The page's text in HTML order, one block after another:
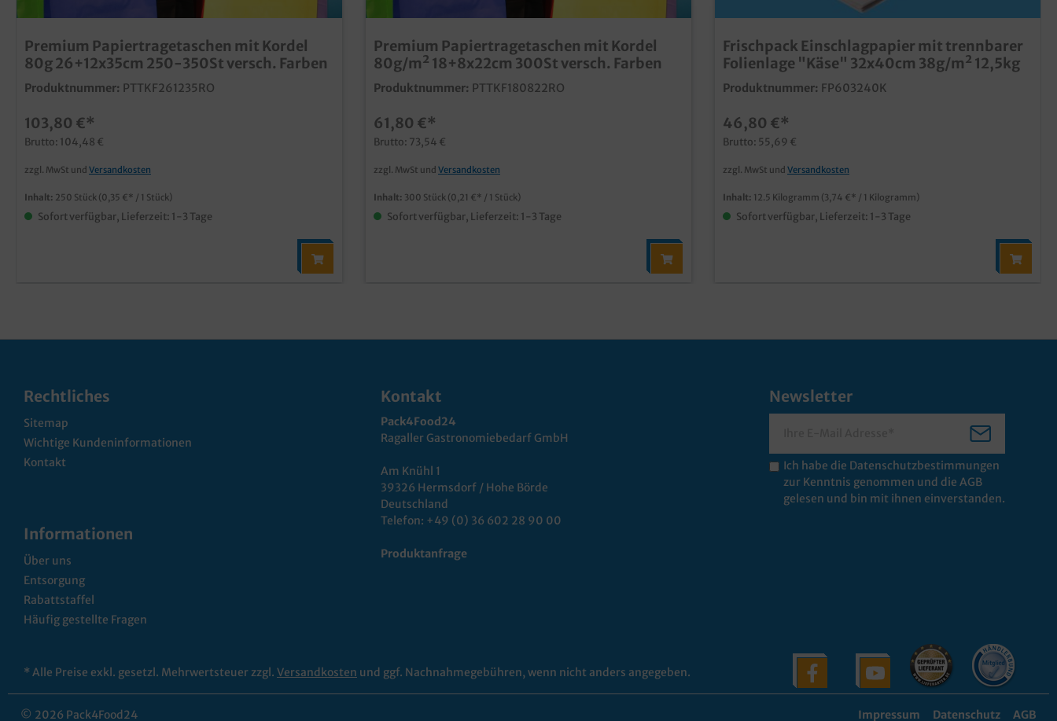
Premium Papiertragetaschen mit Kordel
80g 26+12x35cm 250-350St versch. Farben
Produktnummer: PTTKF261235RO
103,80 €*
Brutto: 104,48 €
zzgl. MwSt und Versandkosten
Inhalt: 250 Stück (0,35 €* / 1 Stück)
Sofort verfügbar, Lieferzeit: 1-3 Tage
Premium Papiertragetaschen mit Kordel
80g/m² 18+8x22cm 300St versch. Farben
Produktnummer: PTTKF180822RO
61,80 €*
Brutto: 73,54 €
zzgl. MwSt und Versandkosten
Inhalt: 300 Stück (0,21 €* / 1 Stück)
Sofort verfügbar, Lieferzeit: 1-3 Tage
Frischpack Einschlagpapier mit trennbarer
Folienlage "Käse" 32x40cm 38g/m² 12,5kg
Produktnummer: FP603240K
46,80 €*
Brutto: 55,69 €
zzgl. MwSt und Versandkosten
Inhalt: 12.5 Kilogramm (3,74 €* / 1 Kilogramm)
Sofort verfügbar, Lieferzeit: 1-3 Tage
Rechtliches
Sitemap
Wichtige Kundeninformationen
Kontakt
Informationen
Über uns
Entsorgung
Rabattstaffel
Häufig gestellte Fragen
Kontakt
Pack4Food24
Ragaller Gastronomiebedarf GmbH
Am Knühl 1
39326 Hermsdorf / Hohe Börde
Deutschland
Telefon: +49 (0) 36 602 28 90 00
Produktanfrage
Newsletter
Ich habe die Datenschutzbestimmungen
zur Kenntnis genommen und die AGB
gelesen und bin mit ihnen einverstanden.
* Alle Preise exkl. gesetzl. Mehrwertsteuer zzgl. Versandkosten und ggf. Nachnahmegebühren, wenn nicht anders angegeben.
© 2026 Pack4Food24 Impressum Datenschutz AGB